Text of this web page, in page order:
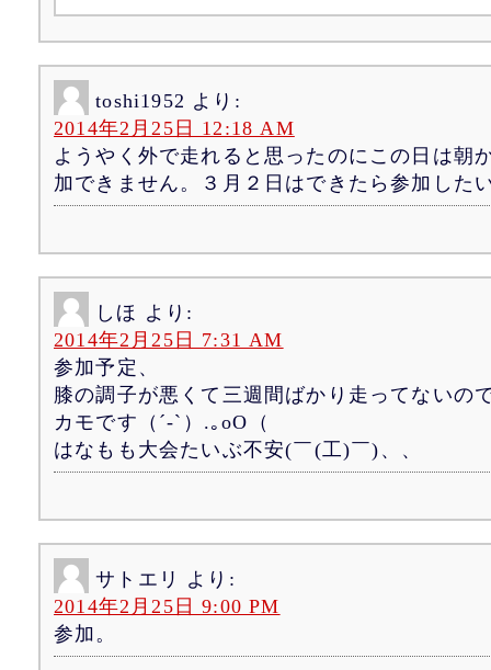
toshi1952 より:
2014年2月25日 12:18 AM
ようやく外で走れると思ったのにこの日は朝
加できません。３月２日はできたら参加した
しほ より:
2014年2月25日 7:31 AM
参加予定、
膝の調子が悪くて三週間ばかり走ってないの
カモです（´-`）.｡oO（
はなもも大会たいぶ不安(￣(工)￣)、、
サトエリ
より:
2014年2月25日 9:00 PM
参加。